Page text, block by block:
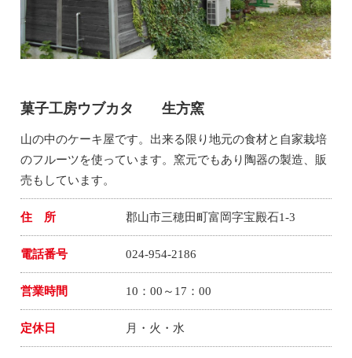
菓子工房ウブカタ 生方窯
山の中のケーキ屋です。出来る限り地元の食材と自家栽培
のフルーツを使っています。窯元でもあり陶器の製造、販
売もしています。
住 所 郡山市三穂田町富岡字宝殿石1-3
電話番号 024-954-2186
営業時間 10：00～17：00
定休日 月・火・水